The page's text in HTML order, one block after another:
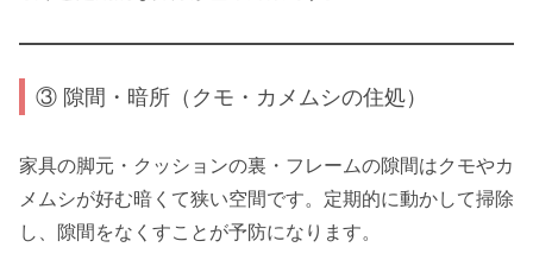
③ 隙間・暗所（クモ・カメムシの住処）
家具の脚元・クッションの裏・フレームの隙間はクモやカ
メムシが好む暗くて狭い空間です。定期的に動かして掃除
し、隙間をなくすことが予防になります。